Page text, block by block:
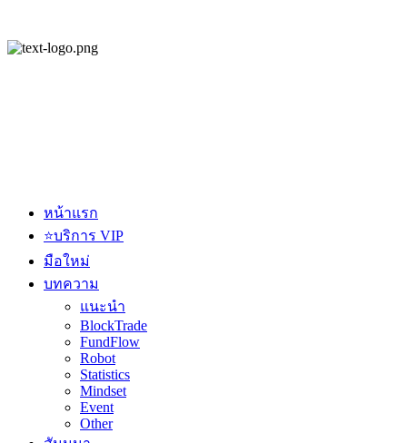
หน้าแรก
⭐บริการ VIP
มือใหม่
บทความ
แนะนำ
BlockTrade
FundFlow
Robot
Statistics
Mindset
Event
Other